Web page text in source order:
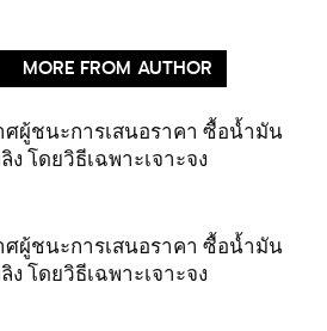
MORE FROM AUTHOR
ศผู้ชนะการเสนอราคา ซื้อน้ำมัน
ง โดยวิธีเฉพาะเจาะจง
ศผู้ชนะการเสนอราคา ซื้อน้ำมัน
ง โดยวิธีเฉพาะเจาะจง